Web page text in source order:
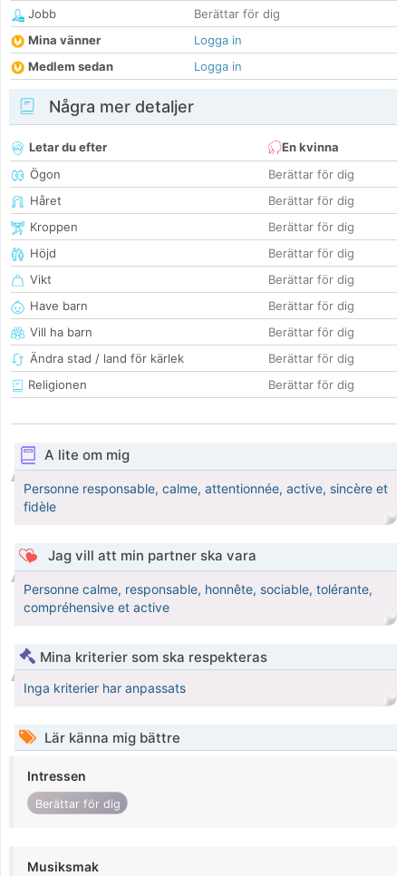
Jobb
Berättar för dig
Mina vänner
Logga in
Medlem sedan
Logga in
Några mer detaljer
Letar du efter
En kvinna
Ögon
Berättar för dig
Håret
Berättar för dig
Kroppen
Berättar för dig
Höjd
Berättar för dig
Vikt
Berättar för dig
Have barn
Berättar för dig
Vill ha barn
Berättar för dig
Ändra stad / land för kärlek
Berättar för dig
Religionen
Berättar för dig
A lite om mig
Personne responsable, calme, attentionnée, active, sincère et
fidèle
Jag vill att min partner ska vara
Personne calme, responsable, honnête, sociable, tolérante,
compréhensive et active
Mina kriterier som ska respekteras
Inga kriterier har anpassats
Lär känna mig bättre
Intressen
Berättar för dig
Musiksmak